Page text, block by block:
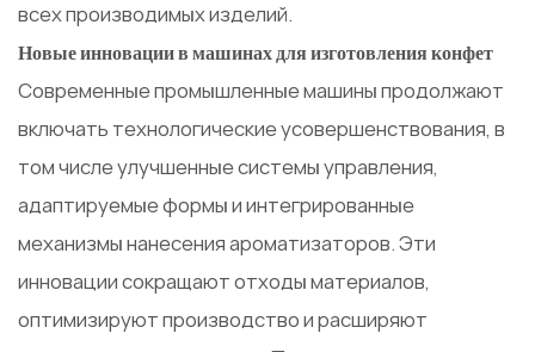
всех производимых изделий.
Новые инновации в машинах для изготовления конфет
Современные промышленные машины продолжают
включать технологические усовершенствования, в
том числе улучшенные системы управления,
адаптируемые формы и интегрированные
механизмы нанесения ароматизаторов. Эти
инновации сокращают отходы материалов,
оптимизируют производство и расширяют